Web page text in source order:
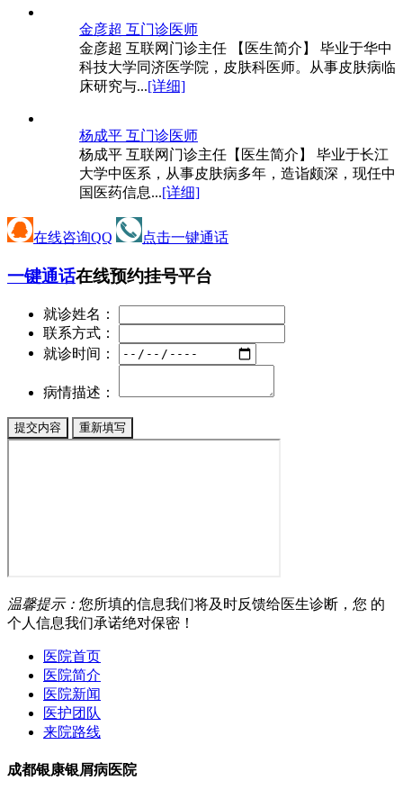
金彦超 互门诊医师
金彦超 互联网门诊主任 【医生简介】 毕业于华中
科技大学同济医学院，皮肤科医师。从事皮肤病临
床研究与...[详细]
杨成平 互门诊医师
杨成平 互联网门诊主任【医生简介】 毕业于长江
大学中医系，从事皮肤病多年，造诣颇深，现任中
国医药信息...[详细]
在线咨询QQ 点击一键通话
一键通话在线预约挂号平台
就诊姓名：
联系方式：
就诊时间：
病情描述：
温馨提示： 您所填的信息我们将及时反馈给医生诊断，您 的
个人信息我们承诺绝对保密！
医院首页
医院简介
医院新闻
医护团队
来院路线
成都银康银屑病医院